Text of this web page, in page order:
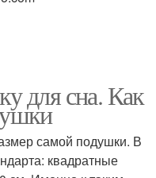
для сна. Как
самой подушки. В
квадратные